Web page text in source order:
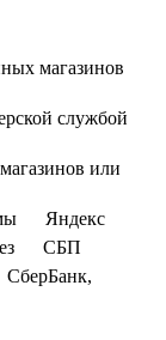
магазинов
службой
или
Яндекс
СБП
СберБанк,